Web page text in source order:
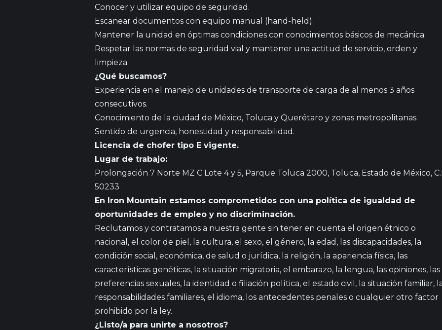
Conocer y utilizar equipo de seguridad.
Escanear documentos con equipo manual (hand-held).
Mantener la unidad en óptimas condiciones con conocimientos básicos de mecánica.
Respetar las normas de seguridad vial y mantener una actitud de servicio, orden y
limpieza.
¿Qué buscamos?
Experiencia en el manejo de unidades de transporte de carga de al menos 3 años
consecutivos.
Conocimiento de la ciudad de México, Toluca y Querétaro y zonas metropolitanas.
Sentido de urgencia, honestidad y responsabilidad.
Licencia de chofer tipo E vigente.
Lugar de trabajo:
Prolongación 7 Norte MZ C Lote 4 y 5, Parque Toluca 2000, Toluca, Estado de México,
50233
En Iron Mountain estamos comprometidos con una política de igualdad de
oportunidades de empleo y no discriminación.
Reclutamos y contratamos a nuestra gente sin tener en cuenta el origen étnico o
nacional, el color de piel, la cultura, el sexo, el género, la edad, las discapacidades, la
condición social, económica, de salud o jurídica, la religión, la apariencia física, las
características genéticas, la situación migratoria, el embarazo, la lengua, las opiniones, las
preferencias sexuales, la identidad o filiación política, el estado civil, la situación familiar,
responsabilidades familiares, el idioma, los antecedentes penales o cualquier otro factor
prohibido por la ley.
¿Listo/a para unirte a nosotros?